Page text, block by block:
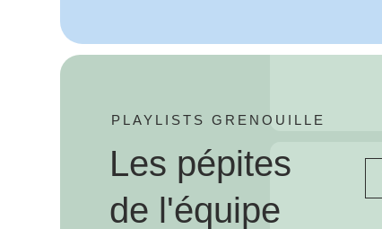
PLAYLISTS GRENOUILLE
Les pépites
de l'équipe